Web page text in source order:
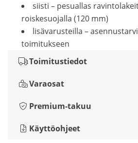
siisti – pesuallas
roiskesuojalla (120 mm)
lisävarusteilla –
toimitukseen
Toimitustiedot
Varaosat
Premium-takuu
Käyttöohjeet